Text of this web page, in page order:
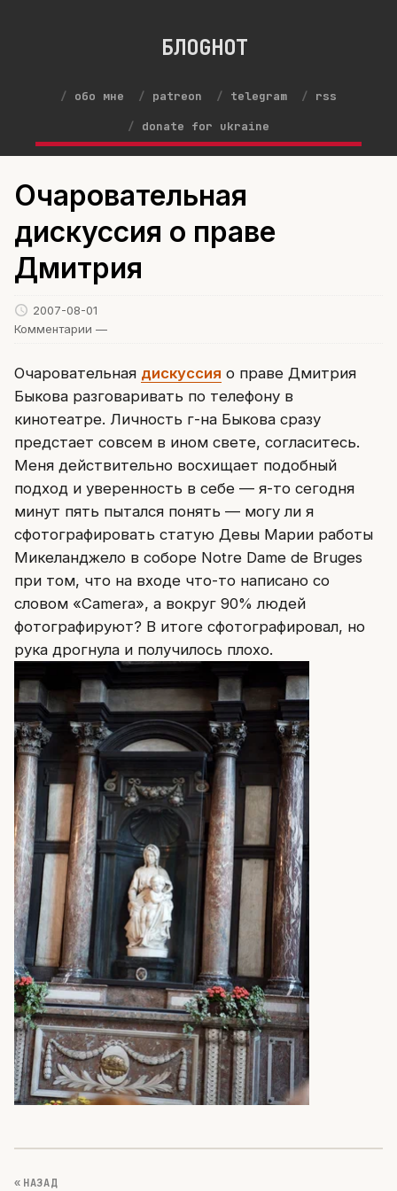
БЛОGНОТ
обо мне patreon telegram
rss
donate for ukraine
Очаровательная
дискуссия о праве
Дмитрия
2007-08-01
Комментарии —
Очаровательная дискуссия о праве Дмитрия
Быкова разговаривать по телефону в
кинотеатре. Личность г-на Быкова сразу
предстает совсем в ином свете, согласитесь.
Меня действительно восхищает подобный
подход и уверенность в себе — я-то сегодня
минут пять пытался понять — могу ли я
сфотографировать статую Девы Марии работы
Микеланджело в соборе Notre Dame de Bruges
при том, что на входе что-то написано со
словом «Camera», а вокруг 90% людей
фотографируют? В итоге сфотографировал, но
рука дрогнула и получилось плохо.
« НАЗАД